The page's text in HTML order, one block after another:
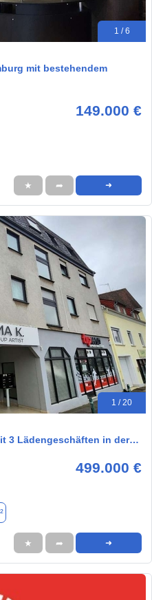
1 / 6
mit bestehendem
149.000 €
★ ➦ ➜
1 / 20
3 Lädengeschäften in der…
499.000 €
★ ➦ ➜